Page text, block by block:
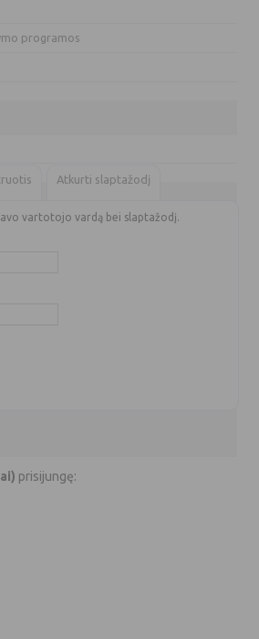
programos
Atkurti slaptažodį
vartotojo vardą bei slaptažodį.
prisijungę: